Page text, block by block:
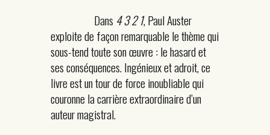
Dans 4 3 2 1, Paul Auster
exploite de façon remarquable le thème qui
sous-tend toute son œuvre : le hasard et
ses conséquences. Ingénieux et adroit, ce
livre est un tour de force inoubliable qui
couronne la carrière extraordinaire d’un
auteur magistral.